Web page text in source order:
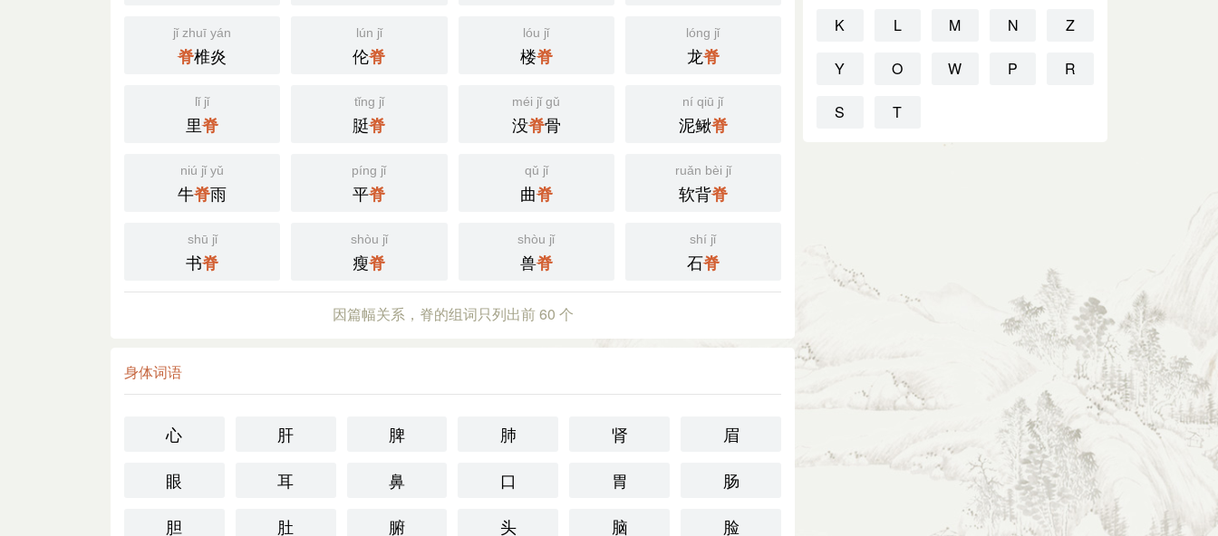
jǐ zhuī yán
脊椎炎
lún jǐ
伦脊
lóu jǐ
楼脊
lóng jǐ
龙脊
lǐ jǐ
里脊
tǐng jǐ
脡脊
méi jǐ gǔ
没脊骨
ní qiū jǐ
泥鳅脊
niú jǐ yǔ
牛脊雨
píng jǐ
平脊
qǔ jǐ
曲脊
ruǎn bèi jǐ
软背脊
shū jǐ
书脊
shòu jǐ
瘦脊
shòu jǐ
兽脊
shí jǐ
石脊
因篇幅关系，脊的组词只列出前 60 个
身体词语
心 肝 脾 肺 肾
眉
眼
耳 鼻 口 胃
肠
胆
肚 腑 头 脑 脸
K L M N Z
Y O W P R
S T